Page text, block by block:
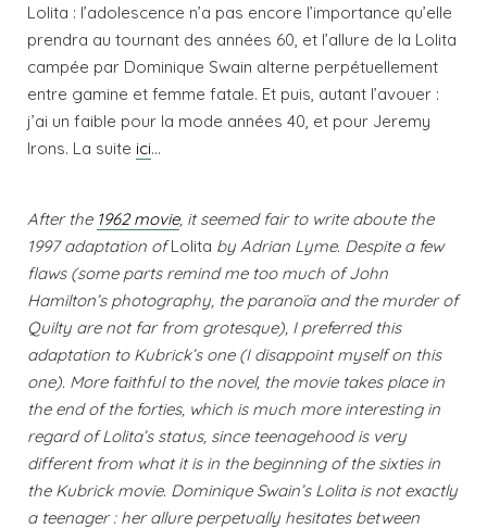
Lolita : l’adolescence n’a pas encore l’importance qu’elle
prendra au tournant des années 60, et l’allure de la Lolita
campée par Dominique Swain alterne perpétuellement
entre gamine et femme fatale. Et puis, autant l’avouer :
j’ai un faible pour la mode années 40, et pour Jeremy
Irons. La suite ici…
After the 1962 movie, it seemed fair to write aboute the
1997 adaptation ofLolita by Adrian Lyme. Despite a few
flaws (some parts remind me too much of John
Hamilton’s photography, the paranoïa and the murder of
Quilty are not far from grotesque), I preferred this
adaptation to Kubrick’s one (I disappoint myself on this
one). More faithful to the novel, the movie takes place in
the end of the forties, which is much more interesting in
regard of Lolita’s status, since teenagehood is very
different from what it is in the beginning of the sixties in
the Kubrick movie. Dominique Swain’s Lolita is not exactly
a teenager : her allure perpetually hesitates between